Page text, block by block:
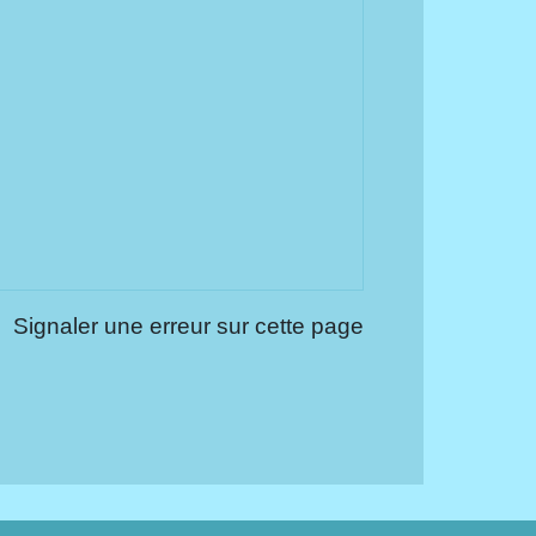
Signaler une erreur sur cette page